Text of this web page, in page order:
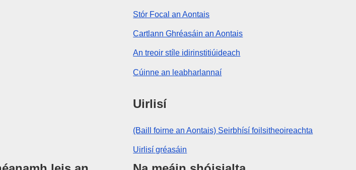
Stór Focal an Aontais
Cartlann Ghréasáin an Aontais
An treoir stíle idirinstitiúideach
Cúinne an leabharlannaí
Uirlisí
(Baill foirne an Aontais) Seirbhísí foilsitheoireachta
Uirlisí gréasáin